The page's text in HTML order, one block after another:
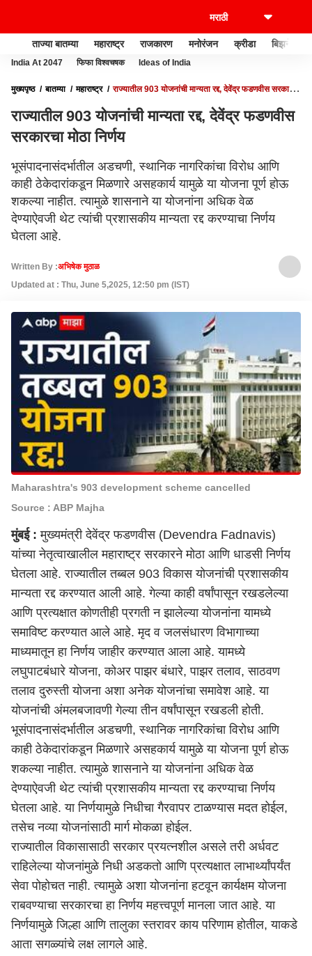
ताज्या बातम्या महाराष्ट्र राजकारण मनोरंजन क्रीडा बिझनेस
India At 2047 फिफा विश्वचषक Ideas of India
मुख्यपृष्ठ बातम्या महाराष्ट्र
राज्यातील 903 योजनांची मान्यता रद्द, देवेंद्र फडणवीस सरकारचा
राज्यातील 903 योजनांची मान्यता रद्द, देवेंद्र फडणवीस
सरकारचा मोठा निर्णय
भूसंपादनासंदर्भातील अडचणी, स्थानिक नागरिकांचा विरोध आणि
काही ठेकेदारांकडून मिळणारे असहकार्य यामुळे या योजना पूर्ण होऊ
शकल्या नाहीत. त्यामुळे शासनाने या योजनांना अधिक वेळ
देण्याऐवजी थेट त्यांची प्रशासकीय मान्यता रद्द करण्याचा निर्णय
घेतला आहे.
Written By :अभिषेक मुठाळ
Updated at : Thu, June 5,2025, 12:50 pm (IST)
Maharashtra's 903 development scheme cancelled
Source : ABP Majha
मुंबई: मुख्यमंत्री देवेंद्र फडणवीस (Devendra Fadnavis)
यांच्या नेतृत्वाखालीलमहाराष्ट्र सरकारने मोठा आणि धाडसी निर्णय
घेतला आहे. राज्यातील तब्बल 903 विकास योजनांची प्रशासकीय
मान्यता रद्द करण्यात आली आहे. गेल्या काही वर्षांपासून रखडलेल्या
आणि प्रत्यक्षात कोणतीही प्रगती न झालेल्या योजनांना यामध्ये
समाविष्ट करण्यात आले आहे. मृद व जलसंधारण विभागाच्या
माध्यमातून हा निर्णय जाहीर करण्यात आला आहे. यामध्ये
लघुपाटबंधारे योजना, कोअर पाझर बंधारे, पाझर तलाव, साठवण
तलाव दुरुस्ती योजना अशा अनेक योजनांचा समावेश आहे. या
योजनांची अंमलबजावणी गेल्या तीन वर्षांपासून रखडली होती.
भूसंपादनासंदर्भातील अडचणी, स्थानिक नागरिकांचा विरोध आणि
काही ठेकेदारांकडून मिळणारे असहकार्य यामुळे या योजना पूर्ण होऊ
शकल्या नाहीत. त्यामुळे शासनाने या योजनांना अधिक वेळ
देण्याऐवजी थेट त्यांची प्रशासकीय मान्यता रद्द करण्याचा निर्णय
घेतला आहे. या निर्णयामुळे निधीचा गैरवापर टाळण्यास मदत होईल,
तसेच नव्या योजनांसाठी मार्ग मोकळा होईल.
राज्यातील विकासासाठी सरकार प्रयत्नशील असले तरी अर्धवट
राहिलेल्या योजनांमुळे निधी अडकतो आणि प्रत्यक्षात लाभार्थ्यांपर्यंत
सेवा पोहोचत नाही. त्यामुळे अशा योजनांना हटवून कार्यक्षम योजना
राबवण्याचा सरकारचा हा निर्णय महत्त्वपूर्ण मानला जात आहे. या
निर्णयामुळे जिल्हा आणि तालुका स्तरावर काय परिणाम होतील, याकडे
आता सगळ्यांचे लक्ष लागले आहे.